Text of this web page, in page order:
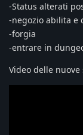
-Status alterati
-negozio abilita e
-forgia
-entrare in
Video delle